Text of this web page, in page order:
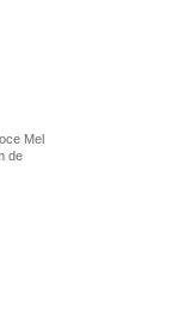
Mel
de